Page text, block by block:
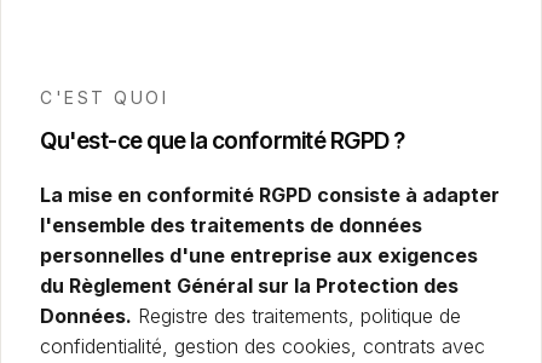
C'EST QUOI
Qu'est-ce que la conformité RGPD ?
La mise en conformité RGPD consiste à adapter
l'ensemble des traitements de données
personnelles d'une entreprise aux exigences
du Règlement Général sur la Protection des
Données. Registre des traitements, politique de
confidentialité, gestion des cookies, contrats avec